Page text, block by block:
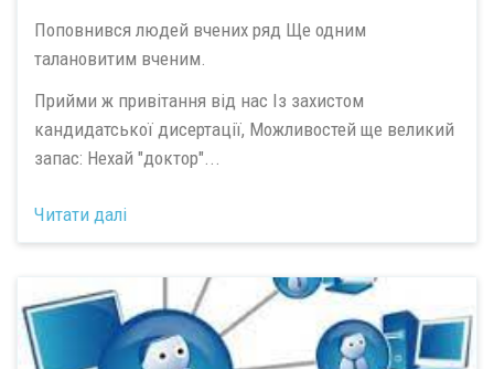
Поповнився людей вчених ряд Ще одним
талановитим вченим.
Прийми ж привітання від нас Із захистом
кандидатської дисертації, Можливостей ще великий
запас: Нехай "доктор"...
Читати далі